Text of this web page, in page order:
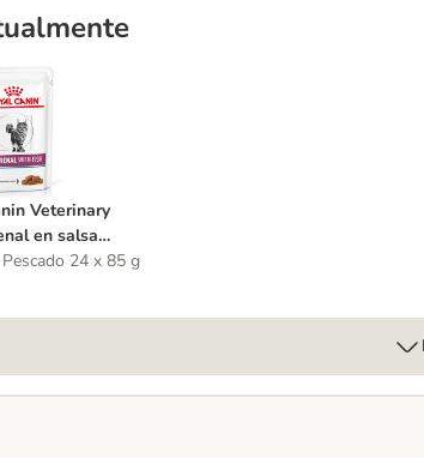
Veterinary Feline Renal en salsa sobres para gatos
Veterinary
en salsa
gatos 24 x 85 g